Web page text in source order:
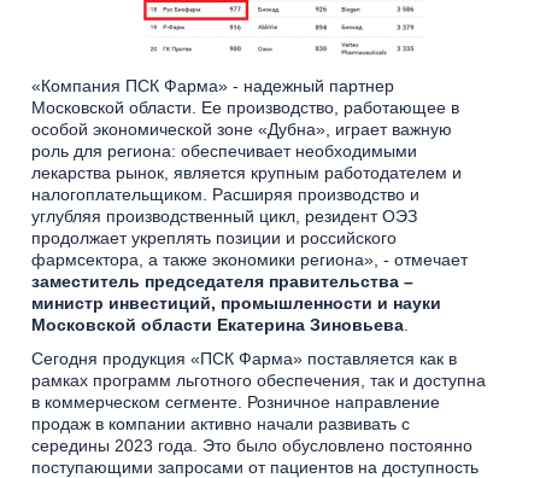
«Компания ПСК Фарма» - надежный партнер
Московской области. Ее производство, работающее в
особой экономической зоне «Дубна», играет важную
роль для региона: обеспечивает необходимыми
лекарства рынок, является крупным работодателем и
налогоплательщиком. Расширяя производство и
углубляя производственный цикл, резидент ОЭЗ
продолжает укреплять позиции и российского
фармсектора, а также экономики региона», - отмечает
заместитель председателя правительства –
министр инвестиций, промышленности и науки
Московской области Екатерина Зиновьева
Сегодня продукция «ПСК Фарма» поставляется как в
рамках программ льготного обеспечения, так и доступна
в коммерческом сегменте. Розничное направление
продаж в компании активно начали развивать с
середины 2023 года. Это было обусловлено постоянно
поступающими запросами от пациентов на доступность